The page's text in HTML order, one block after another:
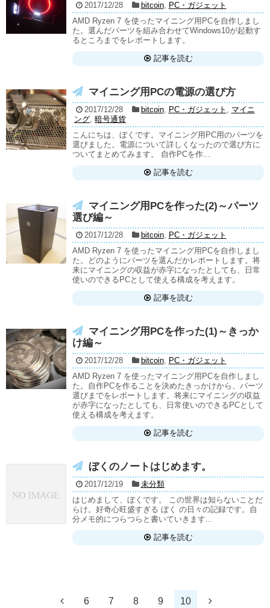
2017/12/28 bitcoin, PC・ガジェット
AMD Ryzen 7 を使ったマイニング用PCを自作しまし
た。選んだパーツを組み合わせてWindows10が起動す
るところまでをレポートします。
記事を読む
マイニング用PCの電源の選び方
2017/12/28 bitcoin, PC・ガジェット , マイニ
ング, 暗号通貨
こんにちは、ぼくです。マイニング用PC用のパーツを
選びました。電源について詳しくなったので選び方に
ついてまとめてみます。 自作PCを作...
記事を読む
マイニング用PCを作った(2)～パーツ
選び編～
2017/12/28 bitcoin, PC・ガジェット
AMD Ryzen 7 を使ったマイニング用PCを自作しまし
た。どのようにパーツを選んだかレポートします。将
来にマイニングの収益が赤字になったとしても、日常
使いのできるPCとして使える構成を考えます。
記事を読む
マイニング用PCを作った(1)～きっか
け編～
2017/12/28 bitcoin, PC・ガジェット
AMD Ryzen 7 を使ったマイニング用PCを自作しまし
た。自作PCを作ることを決めたきっかけから、パーツ
選びまでをレポートします。将来にマイニングの収益
が赤字になったとしても、日常使いのできるPCとして
使える構成を考えます。
記事を読む
ぼくのノートはじめます。
2017/12/19
未分類
はじめまして、ぼくです。 この世界は知らないことだ
らけ。好奇心旺盛すぎる ぼく の日々の記録です。自
分メモ的につらつらと書いていきます...
記事を読む
6 7 8 9 10